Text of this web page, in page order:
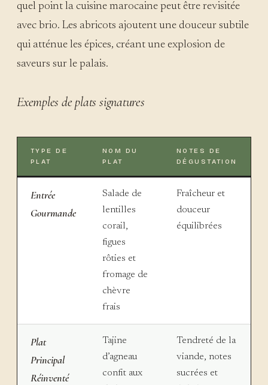
quel point la cuisine marocaine peut être revisitée
avec brio. Les abricots ajoutent une douceur subtile
qui atténue les épices, créant une explosion de
saveurs sur le palais.
Exemples de plats signatures
TYPE DE
PLAT
NOM DU
PLAT
NOTES DE
DÉGUSTATION
Entrée
Gourmande
Salade de
lentilles
corail,
figues
rôties et
fromage de
chèvre
frais
Fraîcheur et
douceur
équilibrées
Plat
Principal
Réinventé
Tajine
d’agneau
confit aux
Tendreté de la
viande, notes
sucrées et